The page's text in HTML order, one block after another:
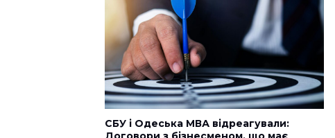
СБУ і Одеська МВА відреагували: